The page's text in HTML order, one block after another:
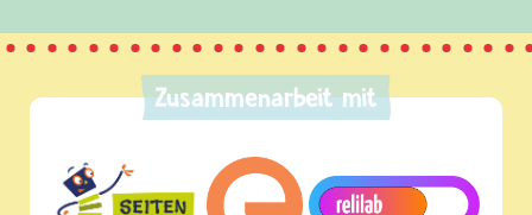
Zusammenarbeit mit